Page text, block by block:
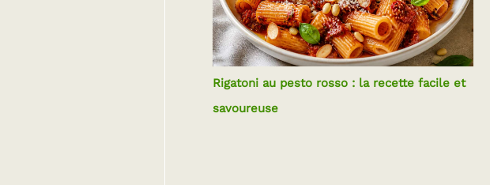
Rigatoni au pesto rosso : la recette facile et
savoureuse